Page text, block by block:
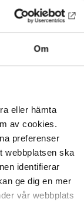
Om
eller hämta
av cookies.
preferenser
webbplatsen ska
identifierar
ge dig en mer
vår webbplats
Camilla Tostrup
för